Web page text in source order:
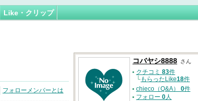
Like・クリップ
フォローメンバーとは
コバヤシ8888 さん
クチコミ 83件
└もらったLike18件
chieco（Q&A） 0件
フォロー 0人